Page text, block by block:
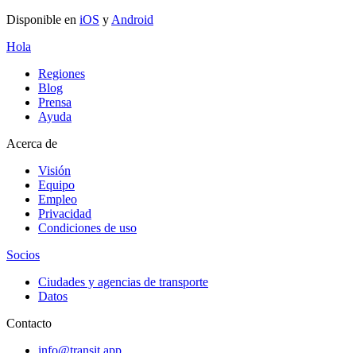
Disponible en iOS y Android
Hola
Regiones
Blog
Prensa
Ayuda
Acerca de
Visión
Equipo
Empleo
Privacidad
Condiciones de uso
Socios
Ciudades y agencias de transporte
Datos
Contacto
info@transit.app